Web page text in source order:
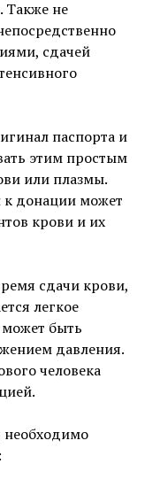
Также не
сдачей
паспорта и
этим простым
или плазмы.
донации может
крови и их
сдачи крови,
легкое
быть
давления.
человека
необходимо